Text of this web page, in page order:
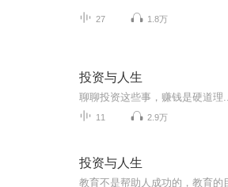
27 1.8万
投资与人生
聊聊投资这些事，赚钱是硬道理...
11 2.9万
投资与人生